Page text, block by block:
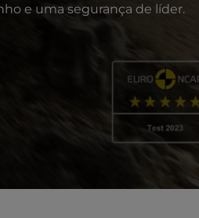
e uma segurança de líder.